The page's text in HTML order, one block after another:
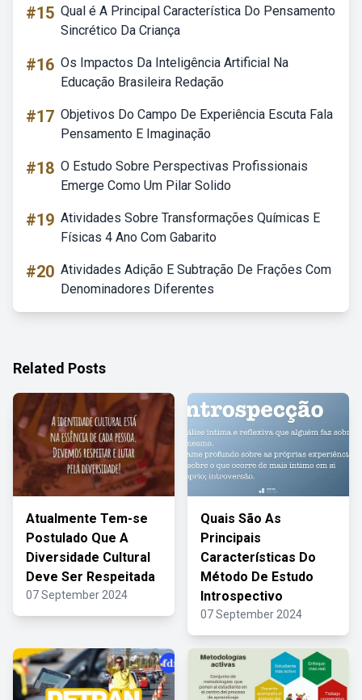
#15 Qual é A Principal Característica Do Pensamento
Sincrético Da Criança
#16 Os Impactos Da Inteligência Artificial Na
Educação Brasileira Redação
#17 Objetivos Do Campo De Experiência Escuta Fala
Pensamento E Imaginação
#18 O Estudo Sobre Perspectivas Profissionais
Emerge Como Um Pilar Solido
#19 Atividades Sobre Transformações Químicas E
Físicas 4 Ano Com Gabarito
#20 Atividades Adição E Subtração De Frações Com
Denominadores Diferentes
Related Posts
Atualmente Tem-se
Postulado Que A
Diversidade Cultural
Deve Ser Respeitada
07 September 2024
Quais São As
Principais
Características Do
Método De Estudo
Introspectivo
07 September 2024